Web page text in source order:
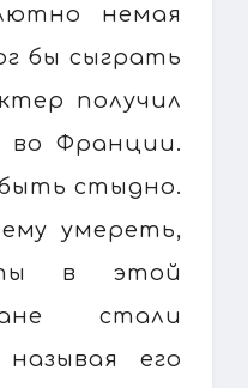
немая
бы сыграть
получил
во Франции.
стыдно.
умереть,
в этой
стали
его